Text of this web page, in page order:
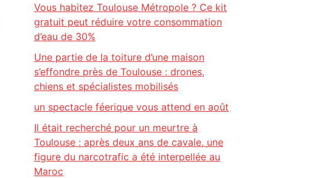
Vous habitez Toulouse Métropole ? Ce kit
gratuit peut réduire votre consommation
d’eau de 30%
Une partie de la toiture d’une maison
s’effondre près de Toulouse : drones,
chiens et spécialistes mobilisés
un spectacle féerique vous attend en août
Il était recherché pour un meurtre à
Toulouse : après deux ans de cavale, une
figure du narcotrafic a été interpellée au
Maroc